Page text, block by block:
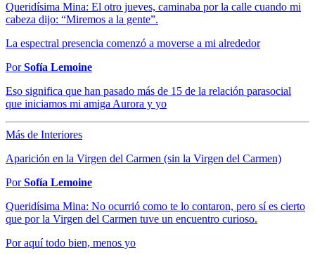
Queridísima Mina: El otro jueves, caminaba por la calle cuando mi
cabeza dijo: “Miremos a la gente”.
La espectral presencia comenzó a moverse a mi alrededor
PorSofía Lemoine
Eso significa que han pasado más de 15 de la relación parasocial
que iniciamos mi amiga Aurora y yo
Más de Interiores
Aparición en la Virgen del Carmen (sin la Virgen del Carmen)
PorSofía Lemoine
Queridísima Mina: No ocurrió como te lo contaron, pero sí es cierto
que por la Virgen del Carmen tuve un encuentro curioso.
Por aquí todo bien, menos yo